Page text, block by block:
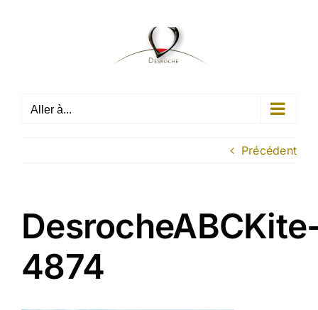
Aller à...
Précédent
4874